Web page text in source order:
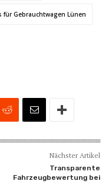
für Gebrauchtwagen Lünen
Nächster Artikel
Transparente
Fahrzeugbewertung bei